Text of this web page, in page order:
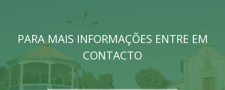
PARA MAIS INFORMAÇÕES ENTRE EM
CONTACTO